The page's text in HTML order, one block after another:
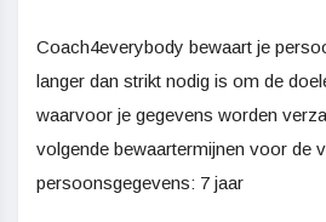
Coach4everybody bewaart je
langer dan strikt nodig is om de
waarvoor je gegevens worden
volgende bewaartermijnen voor de
persoonsgegevens: 7 jaar